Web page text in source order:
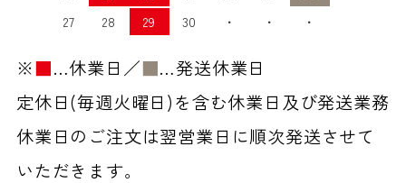
27
28 29 30 ・ ・ ・
※■…休業日／■…発送休業日
定休日(毎週火曜日)を含む休業日及び発送業務
休業日のご注文は翌営業日に順次発送させて
いただきます。